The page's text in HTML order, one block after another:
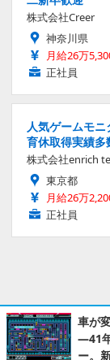
株式会社Creer
神奈川県
月給26万
正社員
人気ゲームモ
育休取得実績
株式会社enrich
東京都
月給26万
正社員
車が
―41
ー。